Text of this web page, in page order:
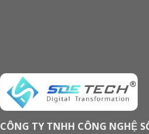
CÔNG TY TNHH CÔNG NGHỆ